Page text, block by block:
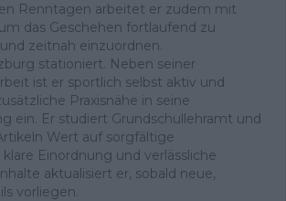
Renntagen arbeitet er zudem mit
das Geschehen fortlaufend zu
zeitnah einzuordnen.
stationiert. Neben seiner
ist er sportlich selbst aktiv und
Praxisnähe in seine
ein. Er studiert Grundschullehramt und
Wert auf sorgfältige
Einordnung und verlässliche
aktualisiert er, sobald neue,
vorliegen.